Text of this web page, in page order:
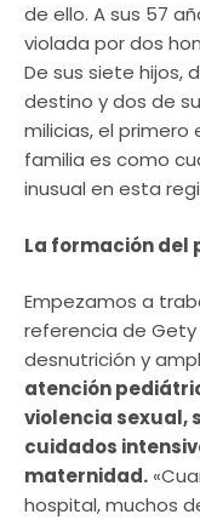
de ello. A sus 57
violada por dos
De sus siete hijos,
destino y dos de
milicias, el primero
familia es como
inusual en esta
La formación del
Empezamos a
referencia de
desnutrición y
atención
violencia sexual,
cuidados
maternidad.
hospital, muchos